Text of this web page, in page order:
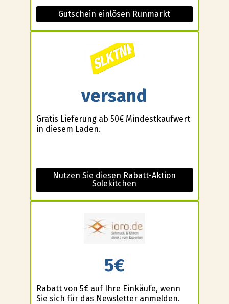
Gutschein einlösen Runmarkt
versand
Gratis Lieferung ab 50€ Mindestkaufwert
in diesem Laden.
Nutzen Sie diesen Rabatt-Aktion
Solekitchen
5€
Rabatt von 5€ auf Ihre Einkäufe, wenn
Sie sich für das Newsletter anmelden.